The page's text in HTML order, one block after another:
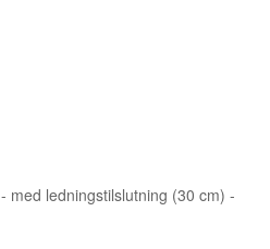
med ledningstilslutning (30 cm) -